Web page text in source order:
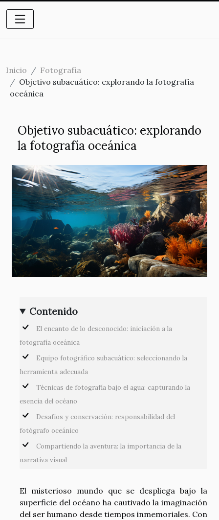
Inicio
Fotografía
Objetivo subacuático: explorando la fotografía
oceánica
Objetivo subacuático: explorando
la fotografía oceánica
Contenido
El encanto de lo desconocido: iniciación a la
fotografía oceánica
Equipo fotográfico subacuático: seleccionando la
herramienta adecuada
Técnicas de fotografía bajo el agua: capturando la
esencia del océano
Desafíos y conservación: responsabilidad del
fotógrafo oceánico
Compartiendo la aventura: la importancia de la
narrativa visual
El misterioso mundo que se despliega bajo la
superficie del océano ha cautivado la imaginación
del ser humano desde tiempos inmemoriales. Con